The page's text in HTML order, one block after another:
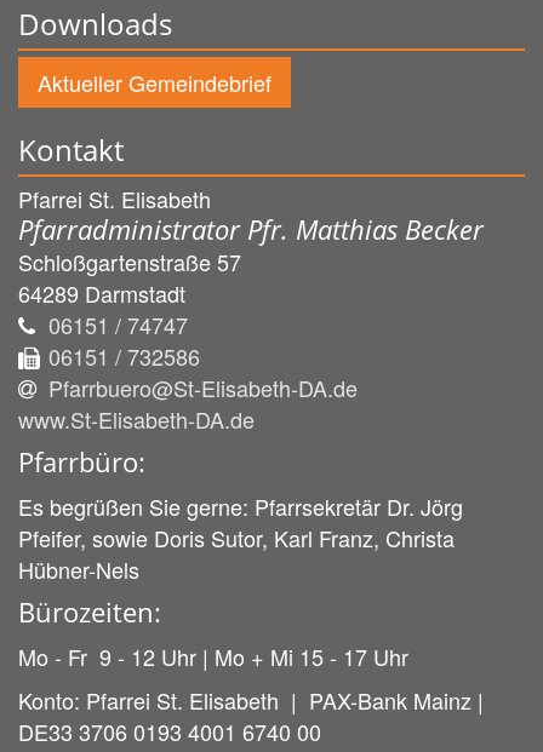
Downloads
Aktueller Gemeindebrief
Kontakt
Pfarrei St. Elisabeth
Pfarradministrator Pfr. Matthias Becker
Schloßgartenstraße 57
64289 Darmstadt
06151 / 74747
06151 / 732586
Pfarrbuero@St-Elisabeth-DA.de
www.St-Elisabeth-DA.de
Pfarrbüro:
Es begrüßen Sie gerne: Pfarrsekretär Dr. Jörg
Pfeifer, sowie Doris Sutor, Karl Franz, Christa
Hübner-Nels
Bürozeiten:
Mo - Fr 9 - 12 Uhr | Mo + Mi 15 - 17 Uhr
Konto: Pfarrei St. Elisabeth | PAX-Bank Mainz |
DE33 3706 0193 4001 6740 00